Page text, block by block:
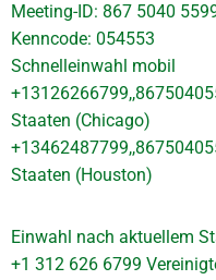
Meeting-ID: 867 5040
Kenncode: 054553
Schnelleinwahl mobil
Staaten (Chicago)
Staaten (Houston)
Einwahl nach aktuellem
+1 312 626 6799